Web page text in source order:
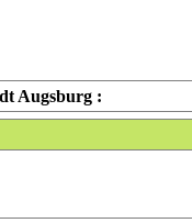
Augsburg :